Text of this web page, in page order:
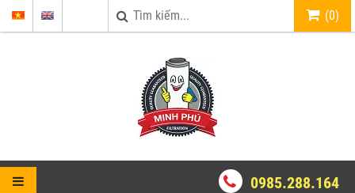
(0)
0985.288.164